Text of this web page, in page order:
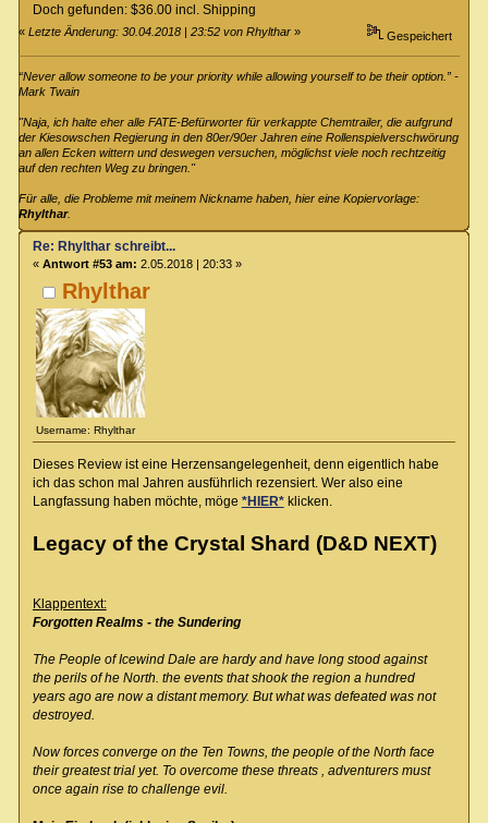
Doch gefunden: $36.00 incl. Shipping
«Letzte Änderung: 30.04.2018 | 23:52 von Rhylthar » Gespeichert
“Never allow someone to be your priority while allowing yourself to be their option.” -
Mark Twain
"Naja, ich halte eher alle FATE-Befürworter für verkappte Chemtrailer, die aufgrund
der Kiesowschen Regierung in den 80er/90er Jahren eine Rollenspielverschwörung
an allen Ecken wittern und deswegen versuchen, möglichst viele noch rechtzeitig
auf den rechten Weg zu bringen."
Für alle, die Probleme mit meinem Nickname haben, hier eine Kopiervorlage:
Rhylthar.
Rhylthar
Username: Rhylthar
Re: Rhylthar schreibt...
« Antwort #53 am: 2.05.2018 | 20:33 »
Dieses Review ist eine Herzensangelegenheit, denn eigentlich habe
ich das schon mal Jahren ausführlich rezensiert. Wer also eine
Langfassung haben möchte, möge *HIER*klicken.
Legacy of the Crystal Shard (D&D NEXT)
Klappentext:
Forgotten Realms - the Sundering
The People of Icewind Dale are hardy and have long stood against
the perils of he North. the events that shook the region a hundred
years ago are now a distant memory. But what was defeated was not
destroyed.
Now forces converge on the Ten Towns, the people of the North face
their greatest trial yet. To overcome these threats , adventurers must
once again rise to challenge evil.